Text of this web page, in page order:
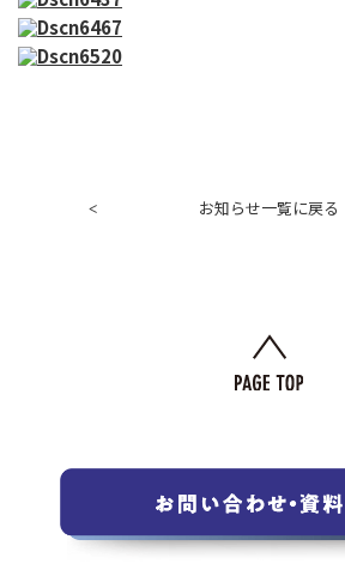
< お知らせ一覧に戻る